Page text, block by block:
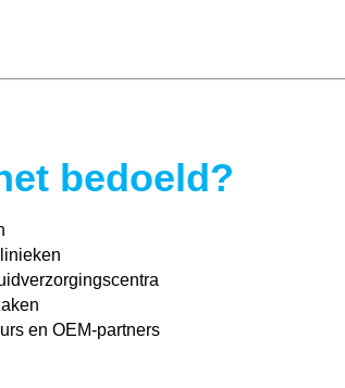
bedoeld?
en OEM-partners